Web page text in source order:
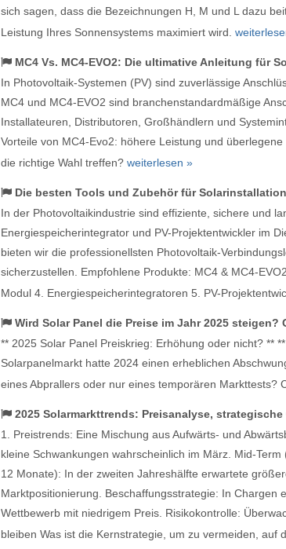
sich sagen, dass die Bezeichnungen H, M und L dazu
Leistung Ihres Sonnensystems maximiert wird.
MC4 Vs. MC4-EVO2: Die ultimative Anleitung für
In Photovoltaik-Systemen (PV) sind zuverlässige
MC4 und MC4-EVO2 sind branchenstandardmäßige
Installateuren, Distributoren, Großhändlern und
Vorteile von MC4-Evo2: höhere Leistung und
die richtige Wahl treffen? weiterlesen »
Die besten Tools und Zubehör für
In der Photovoltaikindustrie sind effiziente, sichere und
Energiespeicherintegrator und PV-Projektentwickler im
bieten wir die professionellsten Photovoltaik-
sicherzustellen. Empfohlene Produkte: MC4 & MC4-
Modul 4. Energiespeicherintegratoren 5. PV-
Wird Solar Panel die Preise im Jahr 2025
** 2025 Solar Panel Preiskrieg: Erhöhung oder nicht? **
Solarpanelmarkt hatte 2024 einen erheblichen
eines Abprallers oder nur eines temporären Markttests?
2025 Solarmarkttrends: Preisanalyse,
1. Preistrends: Eine Mischung aus Aufwärts- und
kleine Schwankungen wahrscheinlich im März. Mid-
12 Monate): In der zweiten Jahreshälfte erwartete
Marktpositionierung. Beschaffungsstrategie: In
Wettbewerb mit niedrigem Preis. Risikokontrolle:
bleiben Was ist die Kernstrategie, um zu vermeiden, auf